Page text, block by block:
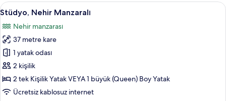
Stüdyo,
Nehir
Manzaralı
için
tüm
fotoğrafları
görün
Stüdyo, Nehir Manzaralı | Anti
6
Stüdyo, Nehir Manzaralı
Nehir manzarası
37 metre kare
1 yatak odası
2 kişilik
2 tek Kişilik Yatak VEYA 1 büyük (Queen) Boy Yatak
Ücretsiz kablosuz internet